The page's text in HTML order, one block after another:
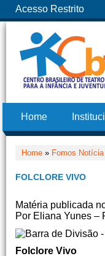
Acesso Restrito
Home
Home » Fomos Notícia
FOLCLORE VIVO
Matéria publicada
Por Eliana Yunes –
Folclore Vivo